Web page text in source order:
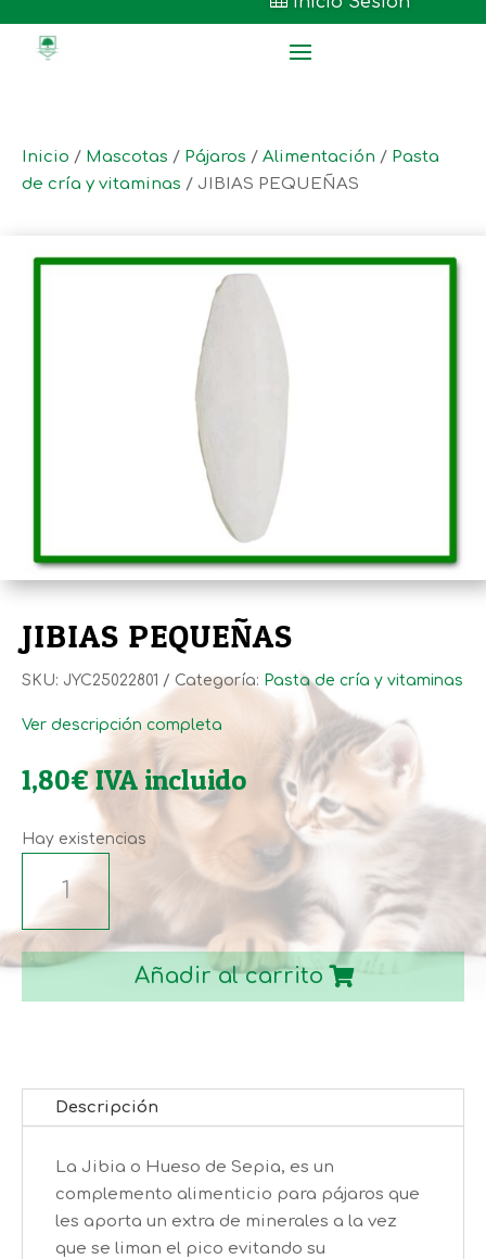
Inicio / Mascotas / Pájaros / Alimentación / Pasta
de cría y vitaminas / JIBIAS PEQUEÑAS
JIBIAS PEQUEÑAS
SKU: JYC25022801 Categoría: Pasta de cría y vitaminas
Ver descripción completa
1,80€IVA incluido
Hay existencias
cantidad
Añadir al carrito
Descripción
La Jibia o Hueso de Sepia, es un
complemento alimenticio para pájaros que
les aporta un extra de minerales a la vez
que se liman el pico evitando su